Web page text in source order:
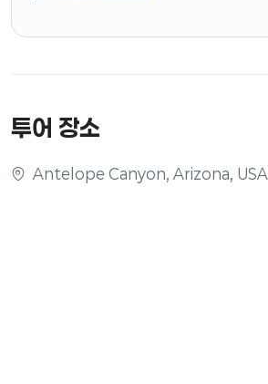
투어 장소
Antelope Canyon, Arizona, USA